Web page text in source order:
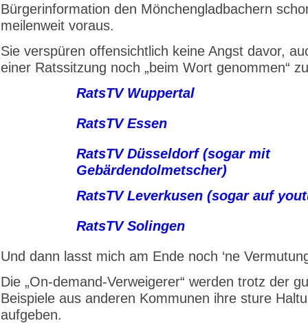
Bürgerinformation den Mönchengladbachern
meilenweit voraus.
Sie verspüren offensichtlich keine Angst davor,
einer Ratssitzung noch „beim Wort genommen“
RatsTV Wuppertal
RatsTV Essen
RatsTV Düsseldorf (sogar mit
Gebärdendolmetscher)
RatsTV Leverkusen (sogar auf
RatsTV Solingen
Und dann lasst mich am Ende noch ‘ne
Die „On-demand-Verweigerer“ werden trotz der
Beispiele aus anderen Kommunen ihre sture
aufgeben.